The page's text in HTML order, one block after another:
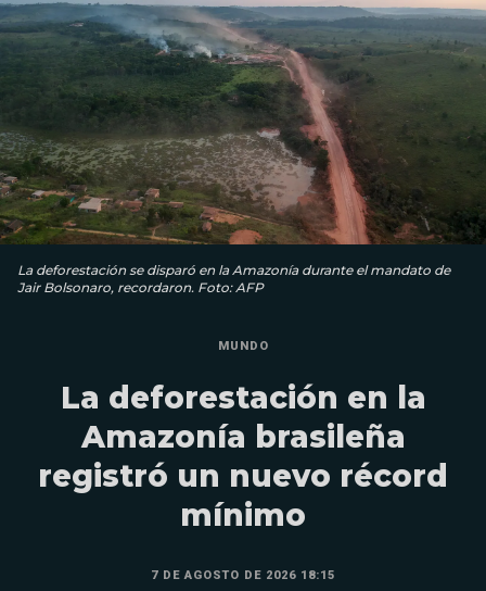
La deforestación se disparó en la Amazonía durante el mandato de
Jair Bolsonaro, recordaron. Foto: AFP
MUNDO
La deforestación en la
Amazonía brasileña
registró un nuevo récord
mínimo
7 DE AGOSTO DE 2026 18:15